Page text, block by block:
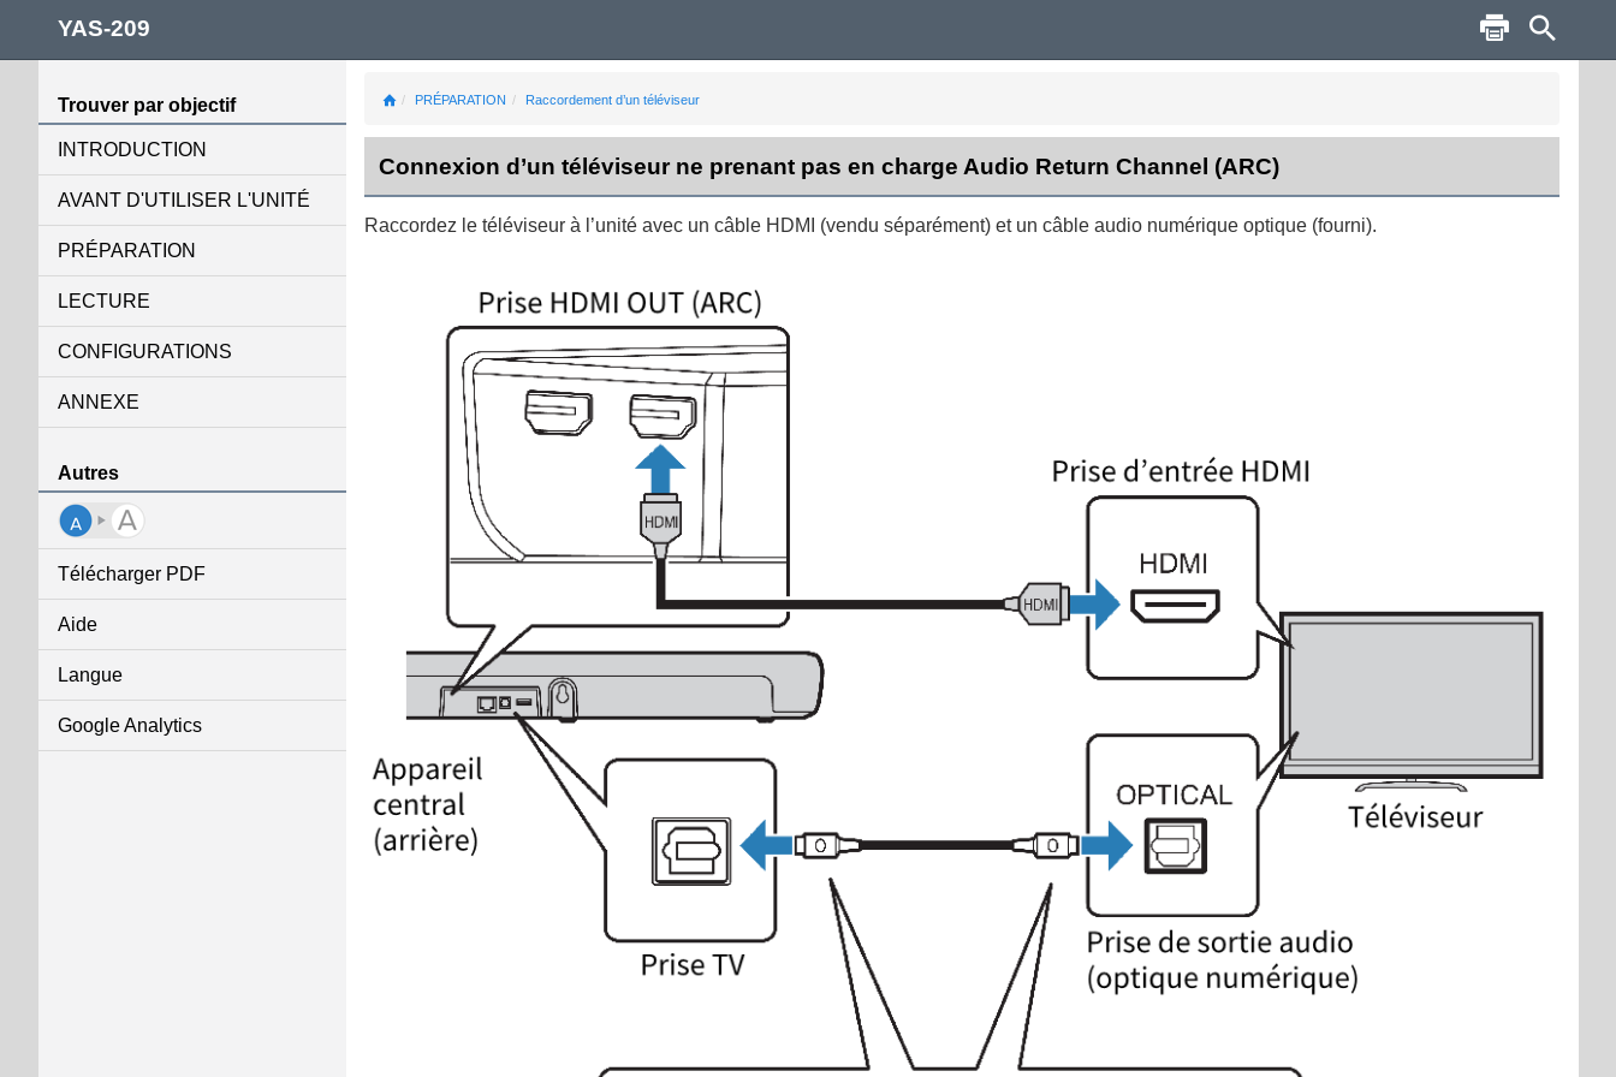
Trouver par objectif
INTRODUCTION
AVANT D'UTILISER L'UNITÉ
PRÉPARATION
LECTURE
CONFIGURATIONS
ANNEXE
Autres
Télécharger PDF
Aide
Langue
Google Analytics
PRÉPARATION Raccordement d’un téléviseur
Connexion d’un téléviseur ne prenant pas en charge Audio Return Channel (ARC)
Raccordez le téléviseur à l’unité avec un câble HDMI (vendu séparément) et un câble audio numérique optique (fourni).
YAS-209